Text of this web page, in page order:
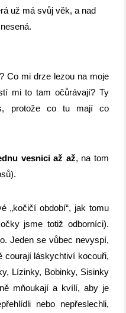
už má svůj věk, a nad
Co mi drze lezou na moje
mi to tam očůrávají? Ty
protože co tu mají co
vesnici až až, na tom
„kočičí období“, jak tomu
jsme totiž odborníci).
Jeden se vůbec nevyspí,
courají láskychtiví kocouři,
Lízinky, Bobinky, Sisinky
mňoukají a kvílí, aby je
nebo nepřeslechli,